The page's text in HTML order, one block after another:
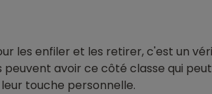
les enfiler et les retirer, c'est un
peuvent avoir ce côté classe qui
touche personnelle.